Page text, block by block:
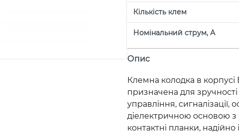
Кількість клем
Номінальний струм, А
Опис
Клемна колодка в корпусі
призначена для
управління, сигналізації,
діелектричною основою з
контактні планки,